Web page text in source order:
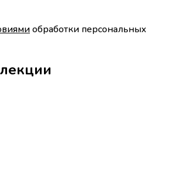
обработки персональных